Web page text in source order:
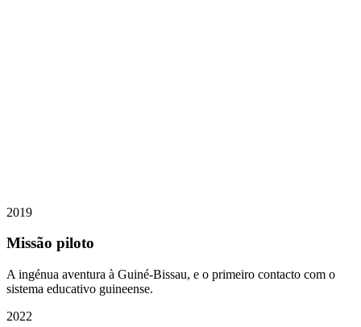
2019
Missão piloto
A ingénua aventura à Guiné-Bissau, e o primeiro contacto com o
sistema educativo guineense.
2022